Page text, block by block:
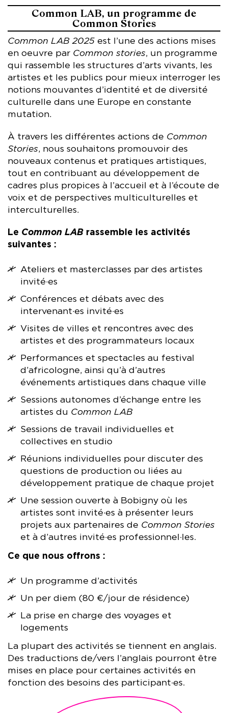
Common LAB, un programme de
Common Stories
Common LAB 2025 est l’une des actions mises
en oeuvre par Common stories, un programme
qui rassemble les structures d’arts vivants, les
artistes et les publics pour mieux interroger les
notions mouvantes d’identité et de diversité
culturelle dans une Europe en constante
mutation.
À travers les différentes actions de Common
Stories, nous souhaitons promouvoir des
nouveaux contenus et pratiques artistiques,
tout en contribuant au développement de
cadres plus propices à l’accueil et à l’écoute de
voix et de perspectives multiculturelles et
interculturelles.
Le Common LAB rassemble les activités
suivantes :
Ateliers et masterclasses par des artistes
invité·es
Conférences et débats avec des
intervenant·es invité·es
Visites de villes et rencontres avec des
artistes et des programmateurs locaux
Performances et spectacles au festival
d’africologne, ainsi qu’à d’autres
événements artistiques dans chaque ville
Sessions autonomes d’échange entre les
artistes du Common LAB
Sessions de travail individuelles et
collectives en studio
Réunions individuelles pour discuter des
questions de production ou liées au
développement pratique de chaque projet
Une session ouverte à Bobigny où les
artistes sont invité·es à présenter leurs
projets aux partenaires de Common Stories
et à d’autres invité·es professionnel·les.
Ce que nous offrons :
Un programme d’activités
Un per diem (80 €/jour de résidence)
La prise en charge des voyages et
logements
La plupart des activités se tiennent en anglais.
Des traductions de/vers l’anglais pourront être
mises en place pour certaines activités en
fonction des besoins des participant·es.